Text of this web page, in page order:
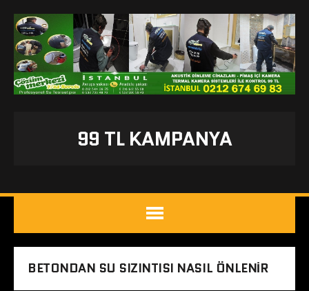
99 TL KAMPANYA
BETONDAN SU SIZINTISI NASIL ÖNLENIR